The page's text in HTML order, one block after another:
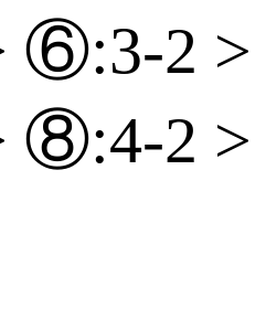
⑥:3-2 >
⑧:4-2 >